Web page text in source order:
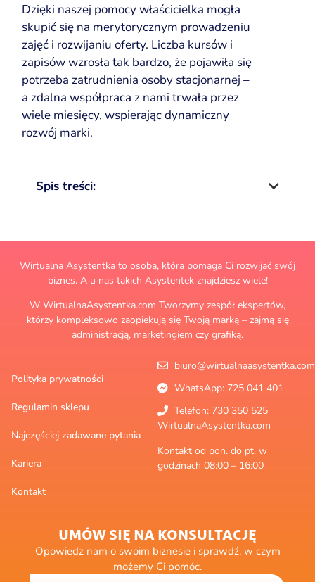
Spis treści:
Dzięki naszej pomocy właścicielka mogła
skupić się na merytorycznym prowadzeniu
zajęć i rozwijaniu oferty. Liczba kursów i
zapisów wzrosła tak bardzo, że pojawiła się
potrzeba zatrudnienia osoby stacjonarnej –
a zdalna współpraca z nami trwała przez
wiele miesięcy, wspierając dynamiczny
rozwój marki.
Wirtualna Asystentka to osoba, która pomaga Ci rozwijać swój
biznes. A u nas takich Asystentek znajdziesz wiele!
W WirtualnaAsystentka.com Tworzymy zespół ekspertów,
którzy kompleksowo zaopiekują się Twoją marką – zajmą się
administracją, marketingiem czy grafiką.
Polityka prywatności
Regulamin sklepu
Najczęściej zadawane pytania
Kariera
Kontakt
biuro@wirtualnaasystentka.com
WhatsApp: 725 041 401
Telefon: 730 350 525
WirtualnaAsystentka.com
Kontakt od pon. do pt. w
godzinach 08:00 – 16:00
UMÓW SIĘ NA KONSULTACJĘ
Opowiedz nam o swoim biznesie i sprawdź, w czym
możemy Ci pomóc.